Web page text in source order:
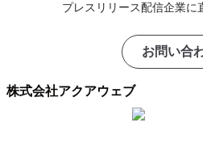
プレスリリース配信企業に
お問い合
株式会社アクアウェブ